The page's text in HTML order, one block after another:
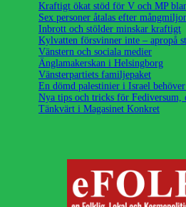
Kraftigt ökat stöd för V och MP
Sex personer åtalas efter
Inbrott och stölder minskar kraftigt
Kylvatten försvinner inte – apropå
Vänstern och sociala medier
Änglamakerskan i Helsingborg
Vänsterpartiets familjepaket
En dömd palestinier i Israel
Nya tips och tricks för Fediversum,
Tänkvärt i Magasinet Konkret